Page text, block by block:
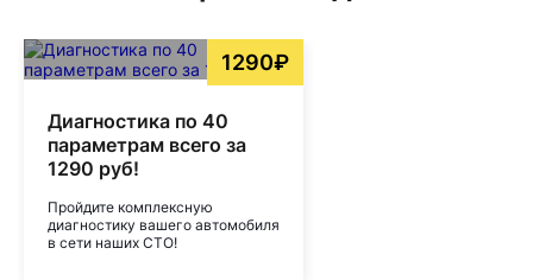
1290₽
Диагностика по 40
параметрам всего за
1290 руб!
Пройдите комплексную
диагностику вашего автомобиля
в сети наших СТО!